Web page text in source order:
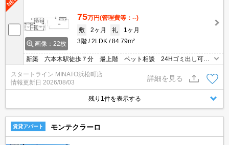
画像：22枚
75万円(管理費等：--)
敷
2ヶ月 礼
1ヶ月
3階
2LDK 84.79m²
新築 六本木駅徒歩７分 最上階 ペット相談 24Hゴミ出し可
宅配ボックス 浴室乾燥機 温水洗浄便座
スタートライン MINATO浜松町店
情報更新日 2026/08/03
詳細を見る
残り1件を表示する
賃貸アパート モンテクラーロ